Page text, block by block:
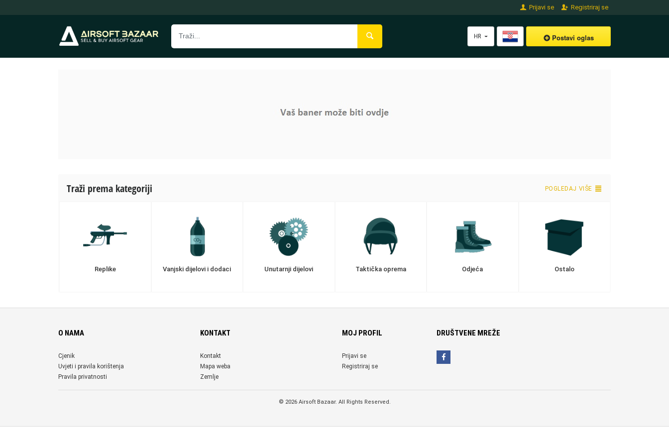
Prijavi se Registriraj se
HR Postavi oglas
Traži prema kategoriji POGLEDAJ VIŠE
Replike Vanjski dijelovi i dodaci Unutarnji dijelovi Taktička oprema Odjeća Ostalo
O NAMA
Cjenik
Uvjeti i pravila korištenja
Pravila privatnosti
KONTAKT
Kontakt
Mapa weba
Zemlje
MOJ PROFIL
Prijavi se
Registriraj se
DRUŠTVENE MREŽE
© 2026 Airsoft Bazaar. All Rights Reserved.